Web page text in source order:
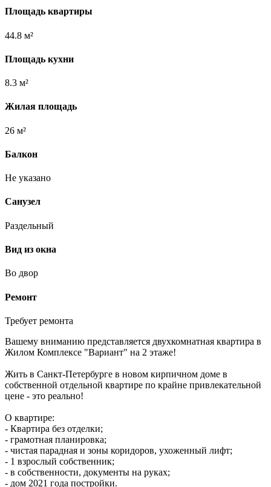
Площадь квартиры
44.8 м²
Площадь кухни
8.3 м²
Жилая площадь
26 м²
Балкон
Не указано
Санузел
Раздельный
Вид из окна
Во двор
Ремонт
Требует ремонта
Вашему вниманию представляется двухкомнатная квартира в
Жилом Комплексе "Вариант" на 2 этаже!
Жить в Санкт-Петербурге в новом кирпичном доме в
собственной отдельной квартире по крайне привлекательной
цене - это реально!
О квартире:
- Квартира без отделки;
- грамотная планировка;
- чистая парадная и зоны коридоров, ухоженный лифт;
- 1 взрослый собственник;
- в собственности, документы на руках;
- дом 2021 года постройки.